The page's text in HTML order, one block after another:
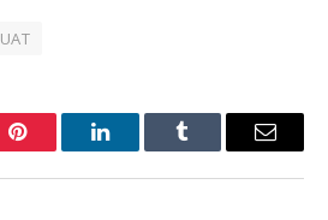
UAT
Pinterest LinkedInTumblr Email